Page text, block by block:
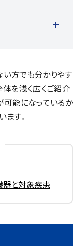
方でも分かりやす
を浅く広くご紹介
可能になっているか
す。
器と対象疾患